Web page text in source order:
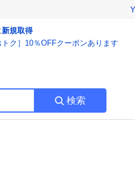
新規取得
トク］10％OFFクーポンあります
検索